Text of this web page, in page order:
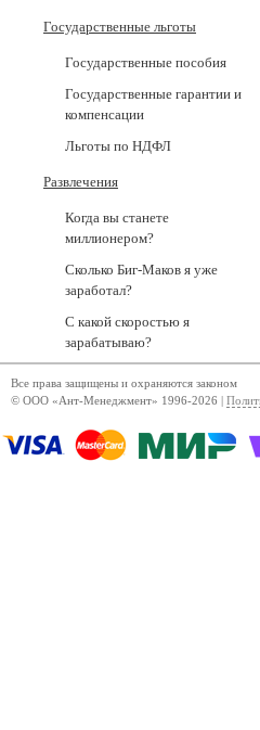
Государственные льготы
Государственные пособия
Государственные гарантии и
компенсации
Льготы по НДФЛ
Развлечения
Когда вы станете
миллионером?
Сколько Биг-Маков я уже
заработал?
С какой скоростью я
зарабатываю?
Все права защищены и охраняются законом
© ООО «Ант-Менеджмент» 1996-2026 |